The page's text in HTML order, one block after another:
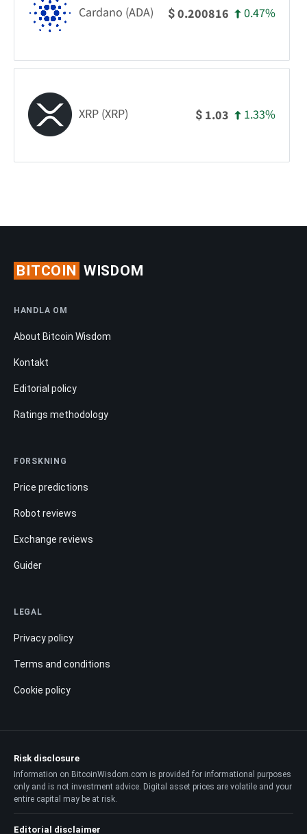
Cardano (ADA) $0.200816 0.47%
XRP (XRP) $ 1.03 1.33%
BITCOIN WISDOM
HANDLA OM
About Bitcoin Wisdom
Kontakt
Editorial policy
Ratings methodology
FORSKNING
Price predictions
Robot reviews
Exchange reviews
Guider
LEGAL
Privacy policy
Terms and conditions
Cookie policy
Risk disclosure
Information on BitcoinWisdom.com is provided for informational purposes
only and is not investment advice. Digital asset prices are volatile and your
entire capital may be at risk.
Editorial disclaimer